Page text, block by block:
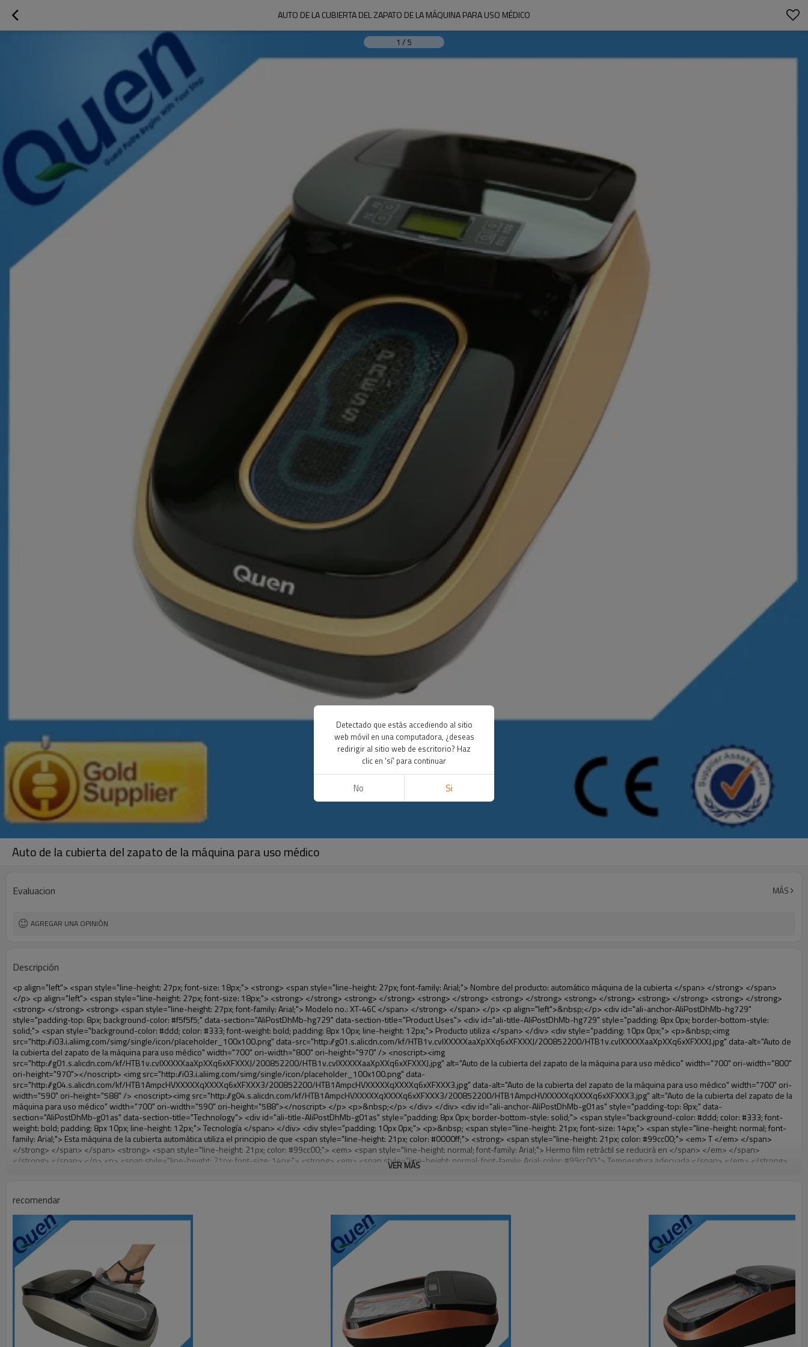
AUTO DE LA CUBIERTA DEL ZAPATO DE LA MÁQUINA PARA USO MÉDICO
1 / 5
Auto de la cubierta del zapato de la máquina para uso médico
Evaluacion MÁS
AGREGAR UNA OPINIÓN
Descripción
<p align="left"> <span style="line-height: 27px; font-size: 18px;"> <strong> <span style="line-height: 27px; font-family: Arial;"> Nombre del producto: automático máquina de la cubierta </span> </strong> </span> </p> <p align="left"> <span style="line-height: 27px; font-size: 18px;"> <strong> </strong> <strong> </strong> <strong> </strong> <strong> </strong> <strong> </strong> <strong> </strong> <strong> </strong> <strong> </strong> <strong> <span style="line-height: 27px; font-family: Arial;"> Modelo no.: XT-46C </span> </strong> </span> </p> <p align="left">&nbsp;</p> <div id="ali-anchor-AliPostDhMb-hg729" style="padding-top: 8px; background-color: #f5f5f5;" data-section="AliPostDhMb-hg729" data-section-title="Product Uses"> <div id="ali-title-AliPostDhMb-hg729" style="padding: 8px 0px; border-bottom-style: solid;"> <span style="background-color: #ddd; color: #333; font-weight: bold; padding: 8px 10px; line-height: 12px;"> Producto utiliza </span> </div> <div style="padding: 10px 0px;"> <p>&nbsp;<img src="http://i03.i.aliimg.com/simg/single/icon/placeholder_100x100.png" data-src="http://g01.s.alicdn.com/kf/HTB1v.cvIXXXXXaaXpXXq6xXFXXXJ/200852200/HTB1v.cvIXXXXXaaXpXXq6xXFXXXJ.jpg" data-alt="Auto de la cubierta del zapato de la máquina para uso médico" width="700" ori-width="800" ori-height="970" /> <noscript><img src="http://g01.s.alicdn.com/kf/HTB1v.cvIXXXXXaaXpXXq6xXFXXXJ/200852200/HTB1v.cvIXXXXXaaXpXXq6xXFXXXJ.jpg" alt="Auto de la cubierta del zapato de la máquina para uso médico" width="700" ori-width="800" ori-height="970"></noscript> <img src="http://i03.i.aliimg.com/simg/single/icon/placeholder_100x100.png" data-src="http://g04.s.alicdn.com/kf/HTB1AmpcHVXXXXXqXXXXq6xXFXXX3/200852200/HTB1AmpcHVXXXXXqXXXXq6xXFXXX3.jpg" data-alt="Auto de la cubierta del zapato de la máquina para uso médico" width="700" ori-width="590" ori-height="588" /> <noscript><img src="http://g04.s.alicdn.com/kf/HTB1AmpcHVXXXXXqXXXXq6xXFXXX3/200852200/HTB1AmpcHVXXXXXqXXXXq6xXFXXX3.jpg" alt="Auto de la cubierta del zapato de la máquina para uso médico" width="700" ori-width="590" ori-height="588"></noscript> </p> <p>&nbsp;</p> </div> </div> <div id="ali-anchor-AliPostDhMb-g01as" style="padding-top: 8px;" data-section="AliPostDhMb-g01as" data-section-title="Technology"> <div id="ali-title-AliPostDhMb-g01as" style="padding: 8px 0px; border-bottom-style: solid;"> <span style="background-color: #ddd; color: #333; font-weight: bold; padding: 8px 10px; line-height: 12px;"> Tecnología </span> </div> <div style="padding: 10px 0px;"> <p>&nbsp; <span style="line-height: 21px; font-size: 14px;"> <span style="line-height: normal; font-family: Arial;"> Esta máquina de la cubierta automática utiliza el principio de que <span style="line-height: 21px; color: #0000ff;"> <strong> <span style="line-height: 21px; color: #99cc00;"> <em> T </em> </span> </strong> </span> </span> <strong> <span style="line-height: 21px; color: #99cc00;"> <em> <span style="line-height: normal; font-family: Arial;"> Hermo film retráctil se reducirá en </span> </em> </span> </strong> </span> </p> <p> <span style="line-height: 21px; font-size: 14px;"> <strong> <em> <span style="line-height: normal; font-family: Arial; color: #99cc00;"> Temperatura adecuada </span> </em> </strong> <span style="line-height: normal; font-family: Arial;"> <strong> <em> <span style="line-height: 21px; color: #99cc00;"> . </span> </em> </strong> Tecnología diferente de otros cubierta del zapato </span> <span style="line-height: normal; font-family: Arial;"> Máquina </span> <span style="line-height: normal; font-family: Arial;"> . </span> </span> </p> <p> <span style="line-height: 21px; font-size: 14px;"> <span style="line-height: normal; font-family: Arial;"> Puede <span style="line-height: 21px; color: #0000ff;"> </span> </span> <em> <span style="line-height: normal; font-weight: bold; font-family: Arial; color: #99cc00;"> Automáticamente </span> </em> <span style="line-height: normal; font-family: Arial;"> <em> <span style="line-height: 21px; color: #99cc00;"> </span> </em> Salidas y corta la película de PVC y </span> <em> <span style="line-height: normal; font-weight: bold; font-family: Arial; color: #99cc00;"> Proporcionar aire caliente. </span> </em> </span> </p> <p><br> <strong> <span style="line-height: 21px; font-size: 14px;"> <span style="line-height: normal; font-family: Arial;"> Que </span> <span style="line-height: 18px;"> <span style="line-height: normal; font-family: Arial;"> Sólo toma tres </span> </span> <span style="line-height: normal; font-family: Arial;"> Segundos para hacer que el PVC película en zapatos cubierta del zapato y abrigos de las personas </span> <span style="line-height: normal; font-family: Arial;"> . </span> </span> </strong> </p> <p>&nbsp;</p> <p>&nbsp;</p> <p> <strong> <span style="line-height: 36px; color: #99cc00; font-size: 24px;"> <em> <span style="line-height: 21px;"> <span style="line-height: normal; font-family: Arial;"> Automática máquina de la cubierta </span> </span> </em> </span> </strong> </p> <p> <span style="line-height: 27px; font-size: 18px; color: #99cc00;"> <em> <span style="line-height: 21px;"> <span style="line-height: normal; font-family: Arial;"> Para proporcionar un ambiente limpio! </span> </span> </em> </span> </p> <p>&nbsp;</p> </div> </div> <div id="ali-anchor-AliPostDhMb-lcfkj" style="padding-top: 8px;" data-section="AliPostDhMb-lcfkj" data-section-title="Product Description"> <div id="ali-title-AliPostDhMb-lcfkj" style="padding: 8px 0px; border-bottom-style: solid;"> <span style="background-color: #ddd; color: #333; font-weight: bold; padding: 8px 10px; line-height: 12px;"> Descripción del producto </span> </div> <div style="padding: 10px 0px;"><p>&nbsp;<img src="http://i03.i.aliimg.com/simg/single/icon/placeholder_100x100.png" data-src="http://g01.s.alicdn.com/kf/HTB18lcbIXXXXXbEXVXXq6xXFXXXF/200852200/HTB18lcbIXXXXXbEXVXXq6xXFXXXF.jpg" data-alt="Auto de la cubierta del zapato de la máquina para uso médico" width="700" ori-width="785" ori-height="559" /> <noscript><img src="http://g01.s.alicdn.com/kf/HTB18lcbIXXXXXbEXVXXq6xXFXXXF/200852200/HTB18lcbIXXXXXbEXVXXq6xXFXXXF.jpg" alt="Auto de la cubierta del zapato de la máquina para uso médico" width="700" ori-width="785" ori-height="559"></noscript> </p></div> </div> <p data-section-blank="AliPostDhMb-lcfkj">&nbsp;</p> <p data-section-blank="AliPostDhMb-lcfkj"><img src="http://i03.i.aliimg.com/simg/single/icon/placeholder_100x100.png" data-src="http://g04.s.alicdn.com/kf/HTB1t2oxIXXXXXXOXpXXq6xXFXXXF/200852200/HTB1t2oxIXXXXXXOXpXXq6xXFXXXF.jpg" data-alt="Auto de la cubierta del zapato de la máquina para uso médico" width="700" ori-width="800" ori-height="654" /> <noscript><img src="http://g04.s.alicdn.com/kf/HTB1t2oxIXXXXXXOXpXXq6xXFXXXF/200852200/HTB1t2oxIXXXXXXOXpXXq6xXFXXXF.jpg" alt="Auto de la cubierta del zapato de la máquina para uso médico" width="700" ori-width="800" ori-height="654"></noscript> </p> <p data-section-blank="AliPostDhMb-g01as">&nbsp;</p> <div id="ali-anchor-AliPostDhMb-ktqz1" style="padding-top: 8px;" data-section="AliPostDhMb-ktqz1" data-section-title="Product Advantages"> <div id="ali-title-AliPostDhMb-ktqz1" style="padding: 8px 0px; border-bottom-style: solid;"> <span style="background-color: #ddd; color: #333; font-weight: bold; padding: 8px 10px; line-height: 12px;"> Ventajas del producto </span> </div> <div style="padding: 10px 0px;"> <p>&nbsp;</p> <table class="aliDataTable" style="width: 600px; height: 436px;"><tbody> <tr style="height: 34.35pt;" align="left"><td style="width: 598pt;" colspan="2" valign="center"><p> <span style="line-height: normal; font-weight: bold; font-size: 12pt; font-family: Arial;"> Ventaja de Quen Shoe machine: </span> </p></td></tr> <tr style="height: 53.95pt;" align="left"> <td style="width: 181.85pt;" valign="center"><p><span style="line-height: normal; font-weight: bold; font-family: arial, helvetica, sans-serif; color: #008000; font-size: 14px;">1. Económico&nbsp; &nbsp;&nbsp;</span></p></td> <td style="width: 416.15pt;" valign="center"> <p> <span style="line-height: normal; font-family: arial, helvetica, sans-serif; font-size: 14px;"> El costo de nuestra película de PVC cubierta del zapato es económico que los tradicionales, el espesor es 28&mu;m </span> </p> <p> <span style="line-height: normal; font-family: arial, helvetica, sans-serif; font-size: 14px;"> Es más durable </span> </p> </td> </tr> <tr style="height: 52pt;" align="left"> <td valign="center"><p><span style="line-height: normal; font-weight: bold; font-family: arial, helvetica, sans-serif; color: #008000; font-size: 14px;">2. Gran capacidad</span></p></td> <td valign="center"> <p> <span style="line-height: normal; font-family: arial, helvetica, sans-serif; font-size: 14px;"> Un rollo de película puede hacer 500 pares cubierta del zapato, para otros máquina de la cubierta, </span> </p> <p> <span style="line-height: normal; font-family: arial, helvetica, sans-serif; font-size: 14px;"> La capacidad es de sólo 50-100 pares de zapatos cubierta </span> </p> </td> </tr> <tr style="height: 53pt;" align="left"> <td valign="center"><p><span style="line-height: normal; font-weight: bold; font-family: arial, helvetica, sans-serif; color: #008000; font-size: 14px;">3. Larga vida útil</span></p></td> <td valign="center"><p> <span style="line-height: normal; font-family: arial, helvetica, sans-serif; font-size:
VER MÁS
recomendar
Detectado que estás accediendo al sitio
web móvil en una computadora, ¿deseas
redirigir al sitio web de escritorio? Haz
clic en 'sí' para continuar
No Si